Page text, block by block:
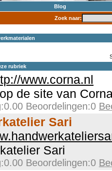
Blog
Zoek naar:
rubriek
www.corna.nl
de site van
Beoordelingen:0
Sari
Sari
Beoordelingen:0